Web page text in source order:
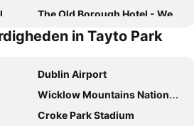
The Old Borough Hotel - Wetherspoon
Forty Four Main Street
Court Yard Hotel
Pillo Hotel Ashbourne
Bellinter House
in Tayto Park
Dublin Airport
Wicklow Mountains National Park
Croke Park Stadium